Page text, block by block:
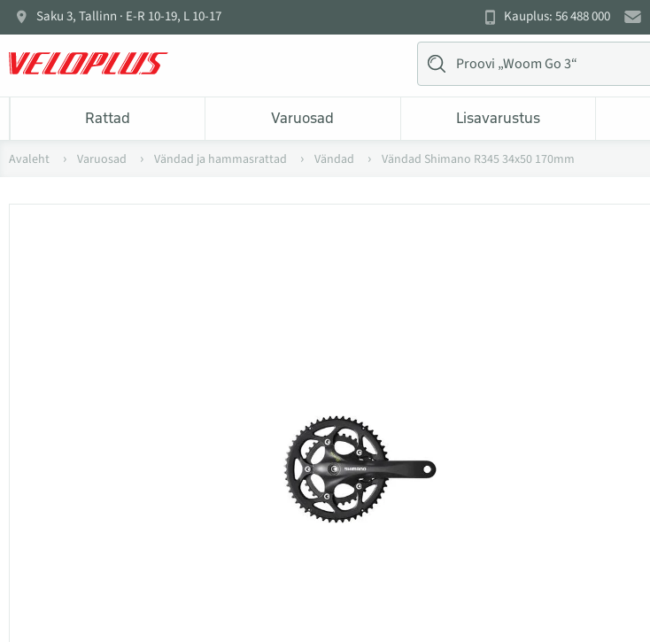
Saku 3, Tallinn · E-R 10-19, L 10-17 Kauplus: 56 488 000
Rattad Varuosad Lisavarustus
Avaleht Varuosad Vändad ja hammasrattad Vändad Vändad Shimano R345 34x50 170mm